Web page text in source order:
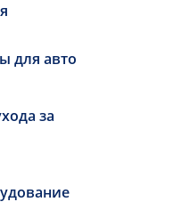
для авто
за